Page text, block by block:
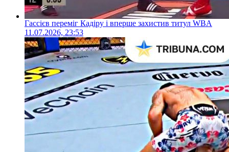
Гассієв переміг Кадіру і вперше захистив титул WBA
11.07.2026, 23:53